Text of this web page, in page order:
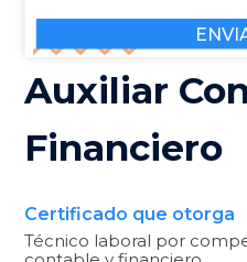
Auxiliar
Financiero
Certificado que otorga
Técnico laboral por